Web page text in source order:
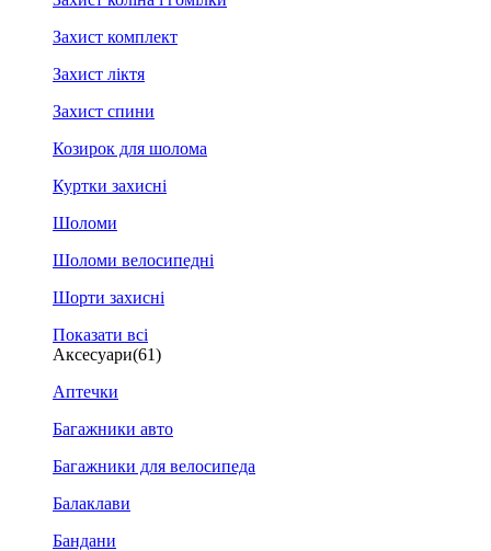
Захист комплект
Захист ліктя
Захист спини
Козирок для шолома
Куртки захисні
Шоломи
Шоломи велосипедні
Шорти захисні
Показати всі
Аксесуари(61)
Аптечки
Багажники авто
Багажники для велосипеда
Балаклави
Бандани